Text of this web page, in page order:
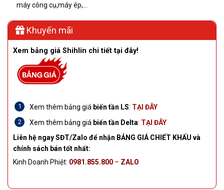
máy công cụ,máy ép,…
Khuyến mãi
Xem bảng giá Shihlin chi tiết tại đây!
Xem thêm bảng giá biến tần LS: TẠI ĐÂY
Xem thêm bảng giá biến tần Delta: TẠI ĐÂY
Liên hệ ngay SĐT/Zalo để nhận BẢNG GIÁ CHIẾT KHẤU và
chính sách bán tốt nhất:
Kinh Doanh Phiệt: 0981.855.800 – ZALO